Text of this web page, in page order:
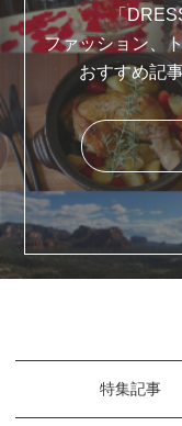
「
ファッション、
おすすめ記
特集記事